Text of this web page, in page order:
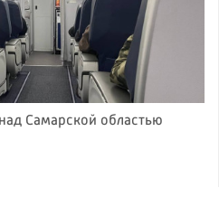
Самарской областью